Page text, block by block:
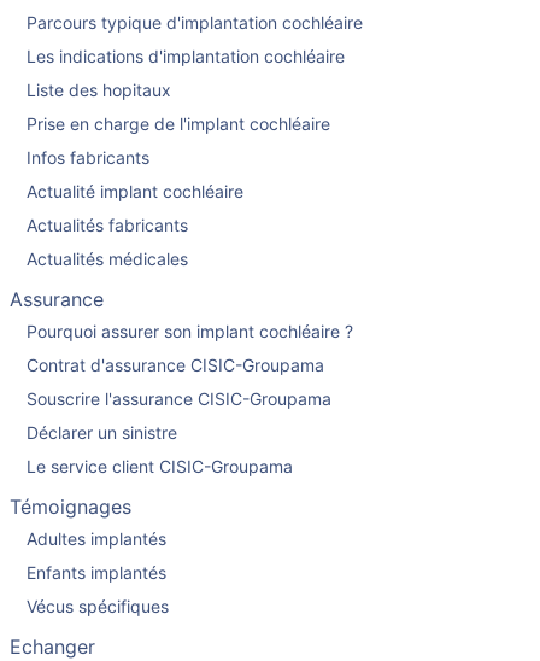
Parcours typique d'implantation cochléaire
Les indications d'implantation cochléaire
Liste des hopitaux
Prise en charge de l'implant cochléaire
Infos fabricants
Actualité implant cochléaire
Actualités fabricants
Actualités médicales
Assurance
Pourquoi assurer son implant cochléaire ?
Contrat d'assurance CISIC-Groupama
Souscrire l'assurance CISIC-Groupama
Déclarer un sinistre
Le service client CISIC-Groupama
Témoignages
Adultes implantés
Enfants implantés
Vécus spécifiques
Echanger